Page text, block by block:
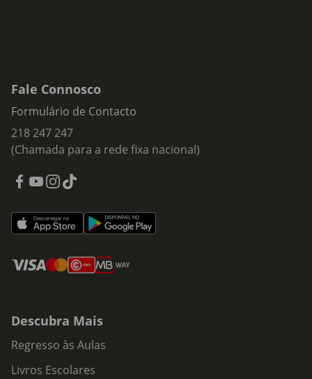
Fale Connosco
Formulário de Contacto
218 247 247
(Chamada para a rede fixa nacional)
Descubra Mais
Regresso às Aulas
Livros Escolares